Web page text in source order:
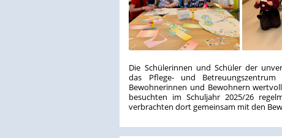
Die Schülerinnen und Schüler der
das Pflege- und
Bewohnerinnen und Bewohnern
besuchten im Schuljahr 2025/26
verbrachten dort gemeinsam mit den